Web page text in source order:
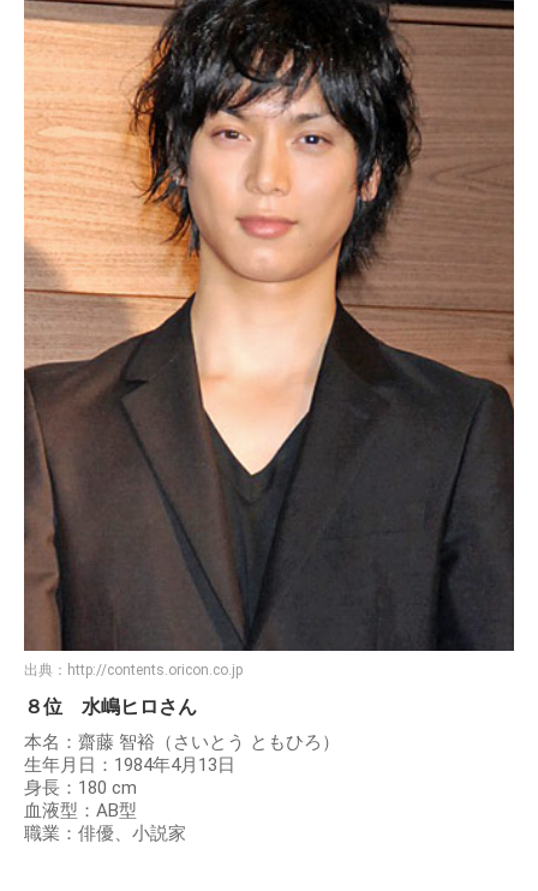
出典： http://contents.oricon.co.jp
８位 水嶋ヒロさん
本名：齋藤 智裕（さいとう ともひろ）
生年月日：1984年4月13日
身長：180 cm
血液型：AB型
職業：俳優、小説家